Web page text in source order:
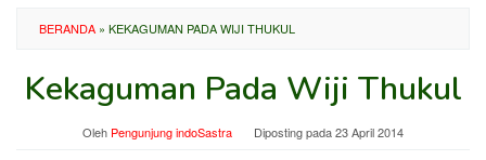
BERANDA » KEKAGUMAN PADA WIJI THUKUL
Kekaguman Pada Wiji Thukul
Oleh Pengunjung indoSastra Diposting pada23 April 2014